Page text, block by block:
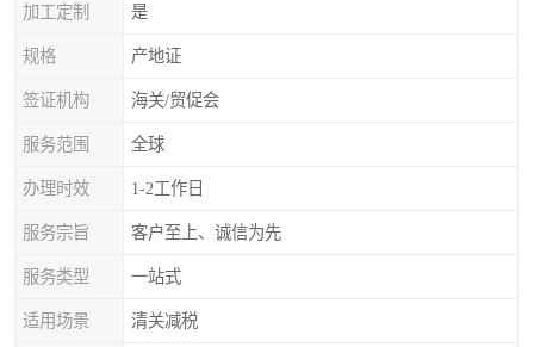
加工定制 是
规格 产地证
签证机构 海关/贸促会
服务范围 全球
办理时效 1-2工作日
服务宗旨 客户至上、诚信为先
服务类型 一站式
适用场景 清关减税